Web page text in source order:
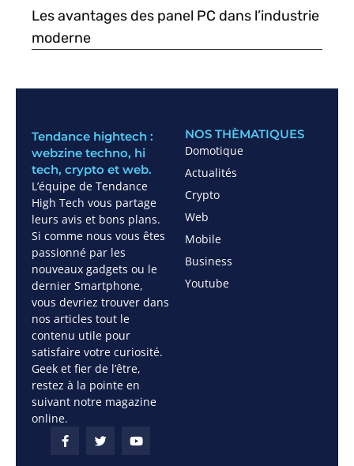
Les avantages des panel PC dans l’industrie
moderne
Tendance hightech :
webzine techno, hi
tech, crypto et web.
L’équipe de Tendance
High Tech vous partage
leurs avis et bons plans.
Si comme nous vous êtes
passionné par les
nouveaux gadgets ou le
dernier Smartphone,
vous devriez trouver dans
nos articles tout le
contenu utile pour
satisfaire votre curiosité.
Geek et fier de l’être,
restez à la pointe en
suivant notre magazine
online.
NOS THÈMATIQUES
Domotique
Actualités
Crypto
Web
Mobile
Business
Youtube